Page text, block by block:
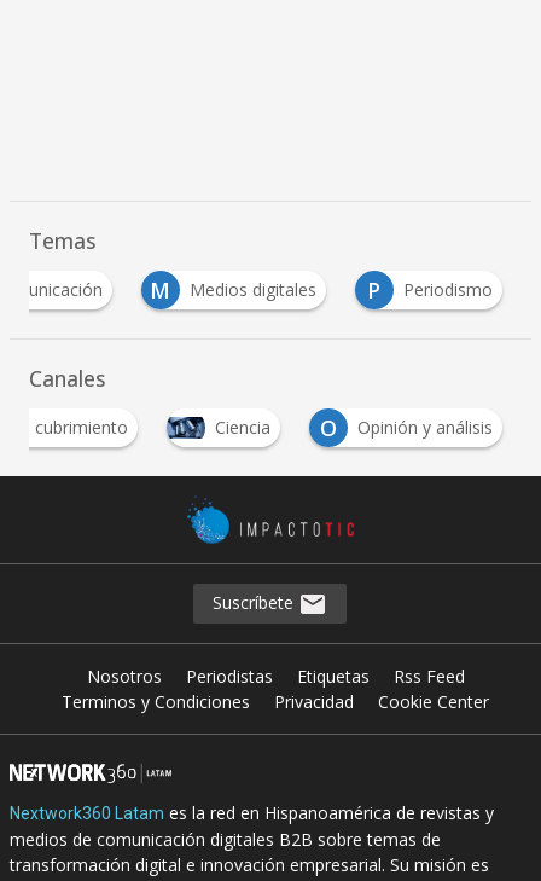
Temas
M Medios digitales P Periodismo
Canales
de cubrimiento Ciencia O Opinión y análisis
Suscríbete
Nosotros Periodistas Etiquetas
Rss Feed
Terminos y Condiciones
Privacidad Cookie Center
Nextwork360 Latam es la red en Hispanoamérica de revistas y
medios de comunicación digitales B2B sobre temas de
transformación digital e innovación empresarial. Su misión es